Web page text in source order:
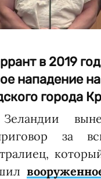
в 2019
нападение
города
за